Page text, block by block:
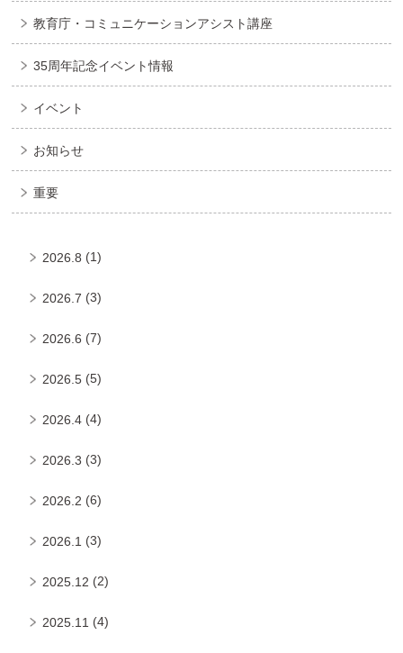
教育庁・コミュニケーションアシスト講座
35周年記念イベント情報
イベント
お知らせ
重要
2026.8 (1)
2026.7 (3)
2026.6 (7)
2026.5 (5)
2026.4 (4)
2026.3 (3)
2026.2 (6)
2026.1 (3)
2025.12 (2)
2025.11 (4)